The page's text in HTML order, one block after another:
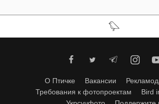
О Птичке Вакансии
Требования к фотопроектам
Bird